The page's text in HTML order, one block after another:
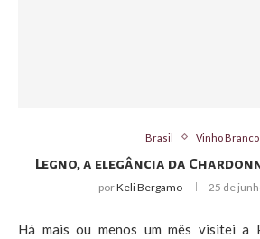
Brasil Vinho Branco
Legno, a elegância da
porKeli Bergamo 25 de
Há mais ou menos um mês visitei a